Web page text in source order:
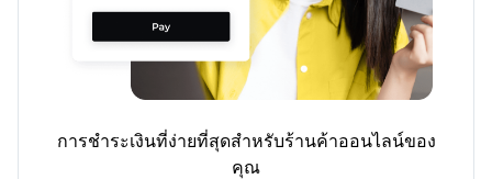
การชำระเงินที่ง่ายที่สุดสำหรับร้านค้าออนไลน์ของ
คุณ